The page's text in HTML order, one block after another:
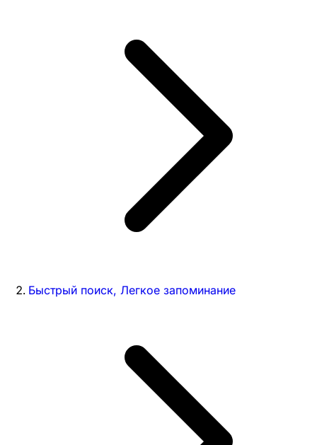
Быстрый поиск, Легкое запоминание